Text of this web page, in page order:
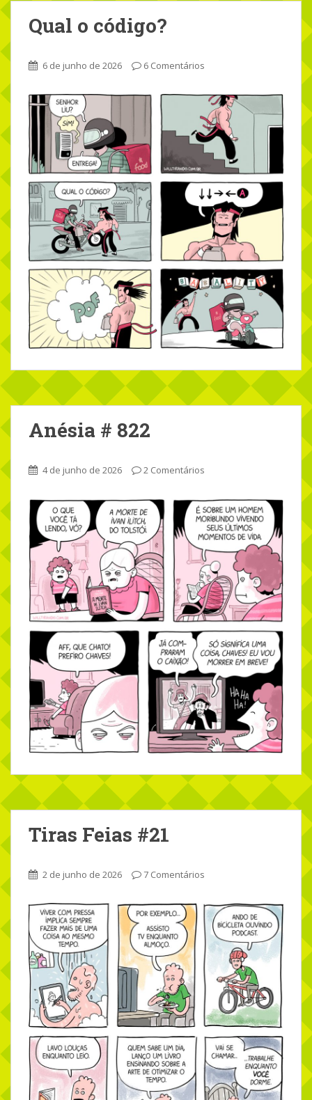
Qual o código?
6 de junho de 2026 6 Comentários
Anésia # 822
4 de junho de 2026 2 Comentários
Tiras Feias #21
2 de junho de 2026 7 Comentários